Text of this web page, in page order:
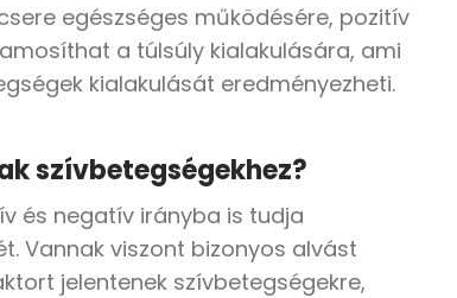
egészséges működésére, pozitív
a túlsúly kialakulására, ami
kialakulását eredményezheti.
szívbetegségekhez?
és negatív irányba is tudja
Vannak viszont bizonyos alvást
jelentenek szívbetegségekre,